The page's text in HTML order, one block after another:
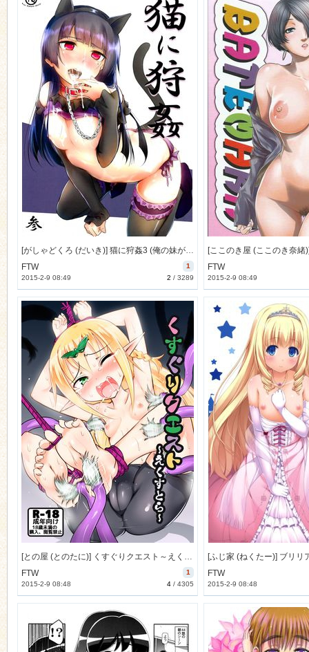
[がしゃどくろ (だいき)] 猫に狩姦3 (俺の妹がこんなに可愛いわけがない) [24M]
1
FTW
2 / 3289
2015-2-9 08:49
FTW
2015-2-9 08:49
[との屋 (とのたに)] くすぐりクエスト～えくすとら～ (オリジナル) [63M]
1
FTW
4/ 4305
2015-2-9 08:48
FTW
2015-2-9 08:48